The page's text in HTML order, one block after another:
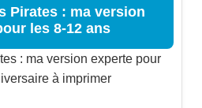
Pirates : ma version
les 8-12 ans